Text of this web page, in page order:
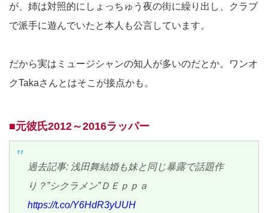
が、姉は対照的にしょっちゅう夜の街に繰り出し、クラブ
で派手に遊んでいたと本人も公言しています。
だから実はミュージシャンの知人が多いのだとか。ワンオ
クTakaさんとはそこが接点かも。
■元彼氏2012～2016ラッパー
過去記事: 浅田舞結婚も妹と同じ暴露で話題作
り？”シクラメン”ＤＥｐｐａ
https://t.co/Y6HdR3yUUH